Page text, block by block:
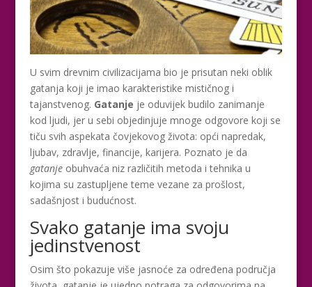
U svim drevnim civilizacijama bio je prisutan neki oblik
gatanja koji je imao karakteristike mističnog i
tajanstvenog. Gatanje je oduvijek budilo zanimanje
kod ljudi, jer u sebi objedinjuje mnoge odgovore koji se
tiču ​​svih aspekata čovjekovog života: opći napredak,
ljubav, zdravlje, financije, karijera. Poznato je da
gatanjeobuhvaća niz različitih metoda i tehnika u
kojima su zastupljene teme vezane za prošlost,
sadašnjost i budućnost.
Svako gatanje ima svoju
jedinstvenost
Osim što pokazuje više jasnoće za određena područja